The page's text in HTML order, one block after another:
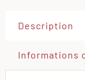
km
Description
Informations